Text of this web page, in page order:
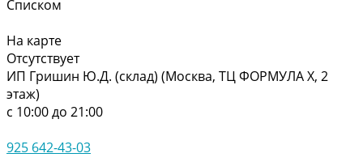
Списком
На карте
Отсутствует
ИП Гришин Ю.Д. (склад) (Москва, ТЦ ФОРМУЛА Х, 2
этаж)
с 10:00 до 21:00
925 642-43-03